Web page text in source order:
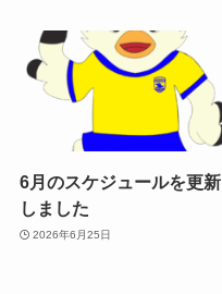
6月のスケジュールを更新
しました
2026年6月25日